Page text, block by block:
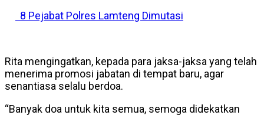
8 Pejabat Polres Lamteng Dimutasi
Rita mengingatkan, kepada para jaksa-jaksa yang telah
menerima promosi jabatan di tempat baru, agar
senantiasa selalu berdoa.
“Banyak doa untuk kita semua, semoga didekatkan